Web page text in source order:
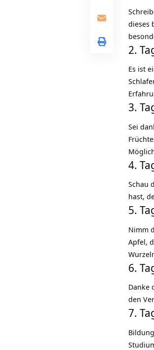
dieses
2.
Es ist
3.
Sei
4.
Schau
hast,
5.
Nimm
Apfel,
6.
Danke
den
7.